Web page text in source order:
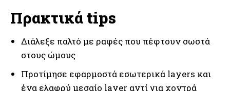
Πρακτικά tips
Διάλεξε παλτό με ραφές που πέφτουν σωστά
στους ώμους
Προτίμησε εφαρμοστά εσωτερικά layers και
ένα ελαφρύ μεσαίο layer αντί για χοντρά